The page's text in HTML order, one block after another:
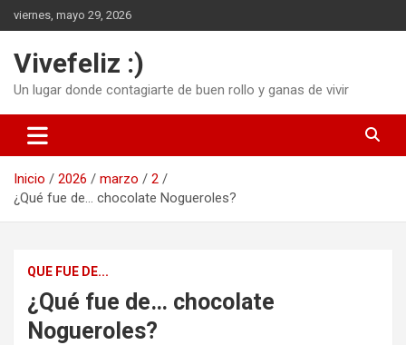
Saltar
al
viernes, mayo 29, 2026
Vivefeliz :)
Un lugar donde contagiarte de buen rollo y ganas de vivir
Inicio 2026 marzo
2
¿Qué fue de… chocolate Nogueroles?
QUE FUE DE...
¿Qué fue de… chocolate
Nogueroles?